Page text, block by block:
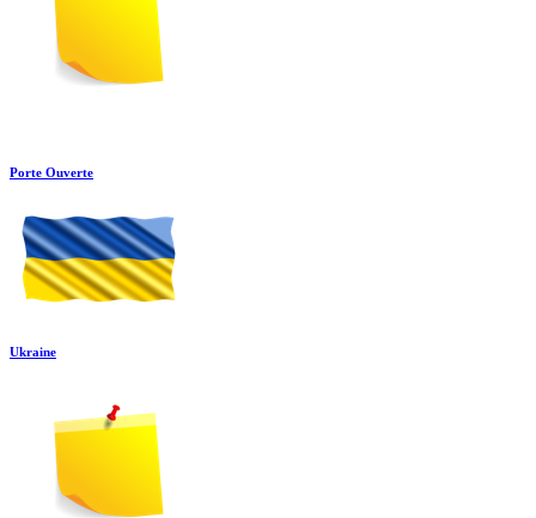
Porte Ouverte
Ukraine